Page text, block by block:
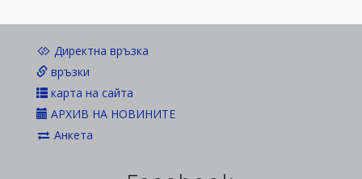
Директна връзка
връзки
карта на сайта
АРХИВ НА НОВИНИТЕ
Анкета